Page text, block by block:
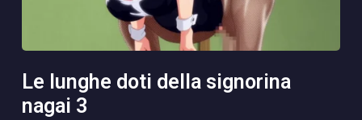
le lunghe doti della signorina
nagai 3